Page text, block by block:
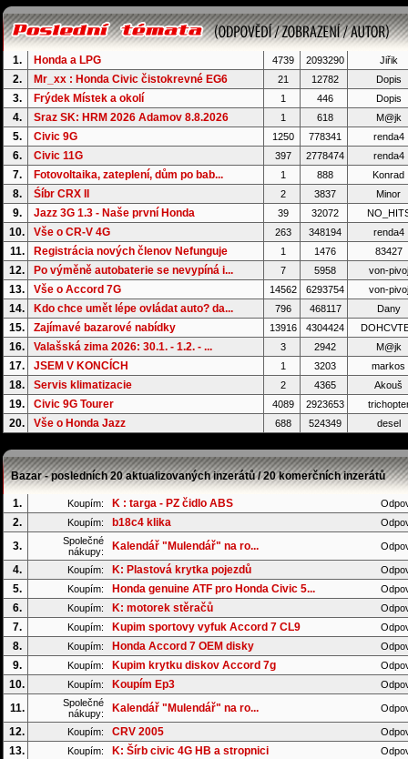
1. Honda a LPG 4739 2093290 Jiřik
2. Mr_xx : Honda Civic čistokrevné EG6 21 12782 Dopis
3. Frýdek Místek a okolí 1 446 Dopis
4. Sraz SK: HRM 2026 Adamov 8.8.2026 1 618 M@jk
5. Civic 9G 1250 778341 renda4
6. Civic 11G 397 2778474 renda4
7. Fotovoltaika, zateplení, dům po bab... 1 888 Konrad
8. Śíbr CRX II 2 3837 Minor
9. Jazz 3G 1.3 - Naše první Honda 39 32072
10. Vše o CR-V 4G 263 348194 renda4
11. Registrácia nových členov Nefunguje 1 1476 83427
12. Po výměně autobaterie se nevypíná i... 7 5958 von-pivoj
13. Vše o Accord 7G 14562 6293754 von-pivoj
14. Kdo chce umět lépe ovládat auto? da... 796 468117 Dany
15. Zajímavé bazarové nabídky 13916 4304424
16. Valašská zima 2026: 30.1. - 1.2. - ... 3 2942 M@jk
17. JSEM V KONCÍCH 1 3203 markos
18. Servis klimatizacie 2 4365 Akouš
19. Civic 9G Tourer 4089 2923653
20. Vše o Honda Jazz 688 524349 desel
Bazar - posledních 20 aktualizovaných inzerátů / 20 komerčních inzerátů
1. Koupím: K : targa - PZ čidlo ABS
2. Koupím: b18c4 klika
3.
Společné
nákupy:
Kalendář "Mulendář" na ro...
4. Koupím: K: Plastová krytka pojezdů
5. Koupím: Honda genuine ATF pro Honda Civic 5...
6. Koupím: K: motorek stěračů
7. Koupím: Kupim sportovy vyfuk Accord 7 CL9
8. Koupím: Honda Accord 7 OEM disky
9. Koupím: Kupim krytku diskov Accord 7g
10. Koupím: Koupím Ep3
11.
Společné
nákupy:
Kalendář "Mulendář" na ro...
12. Koupím: CRV 2005
13. Koupím: K: Šírb civic 4G HB a stropnici